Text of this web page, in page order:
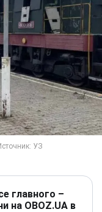
главного –
на OBOZ.UA в